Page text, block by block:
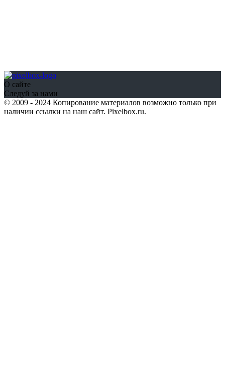
О сайте
Следуй за нами
© 2009 - 2024 Копирование материалов возможно только при
наличии ссылки на наш сайт. Pixelbox.ru.